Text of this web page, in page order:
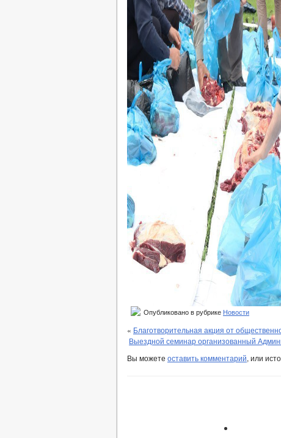
Опубликовано в рубрике Новости
« Благотворительная акция от
Выездной семинар организованный
Вы можете оставить комментарий, или